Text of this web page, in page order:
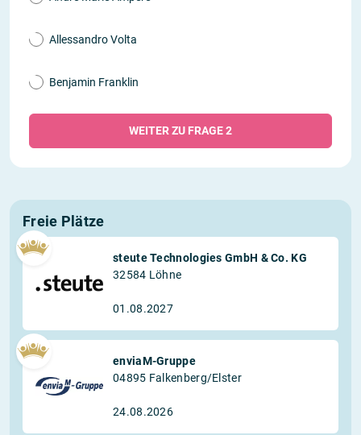
Allessandro Volta
Benjamin Franklin
WEITER ZU FRAGE 2
Freie Plätze
steute Technologies GmbH & Co. KG
32584 Löhne
01.08.2027
enviaM-Gruppe
04895 Falkenberg/Elster
24.08.2026